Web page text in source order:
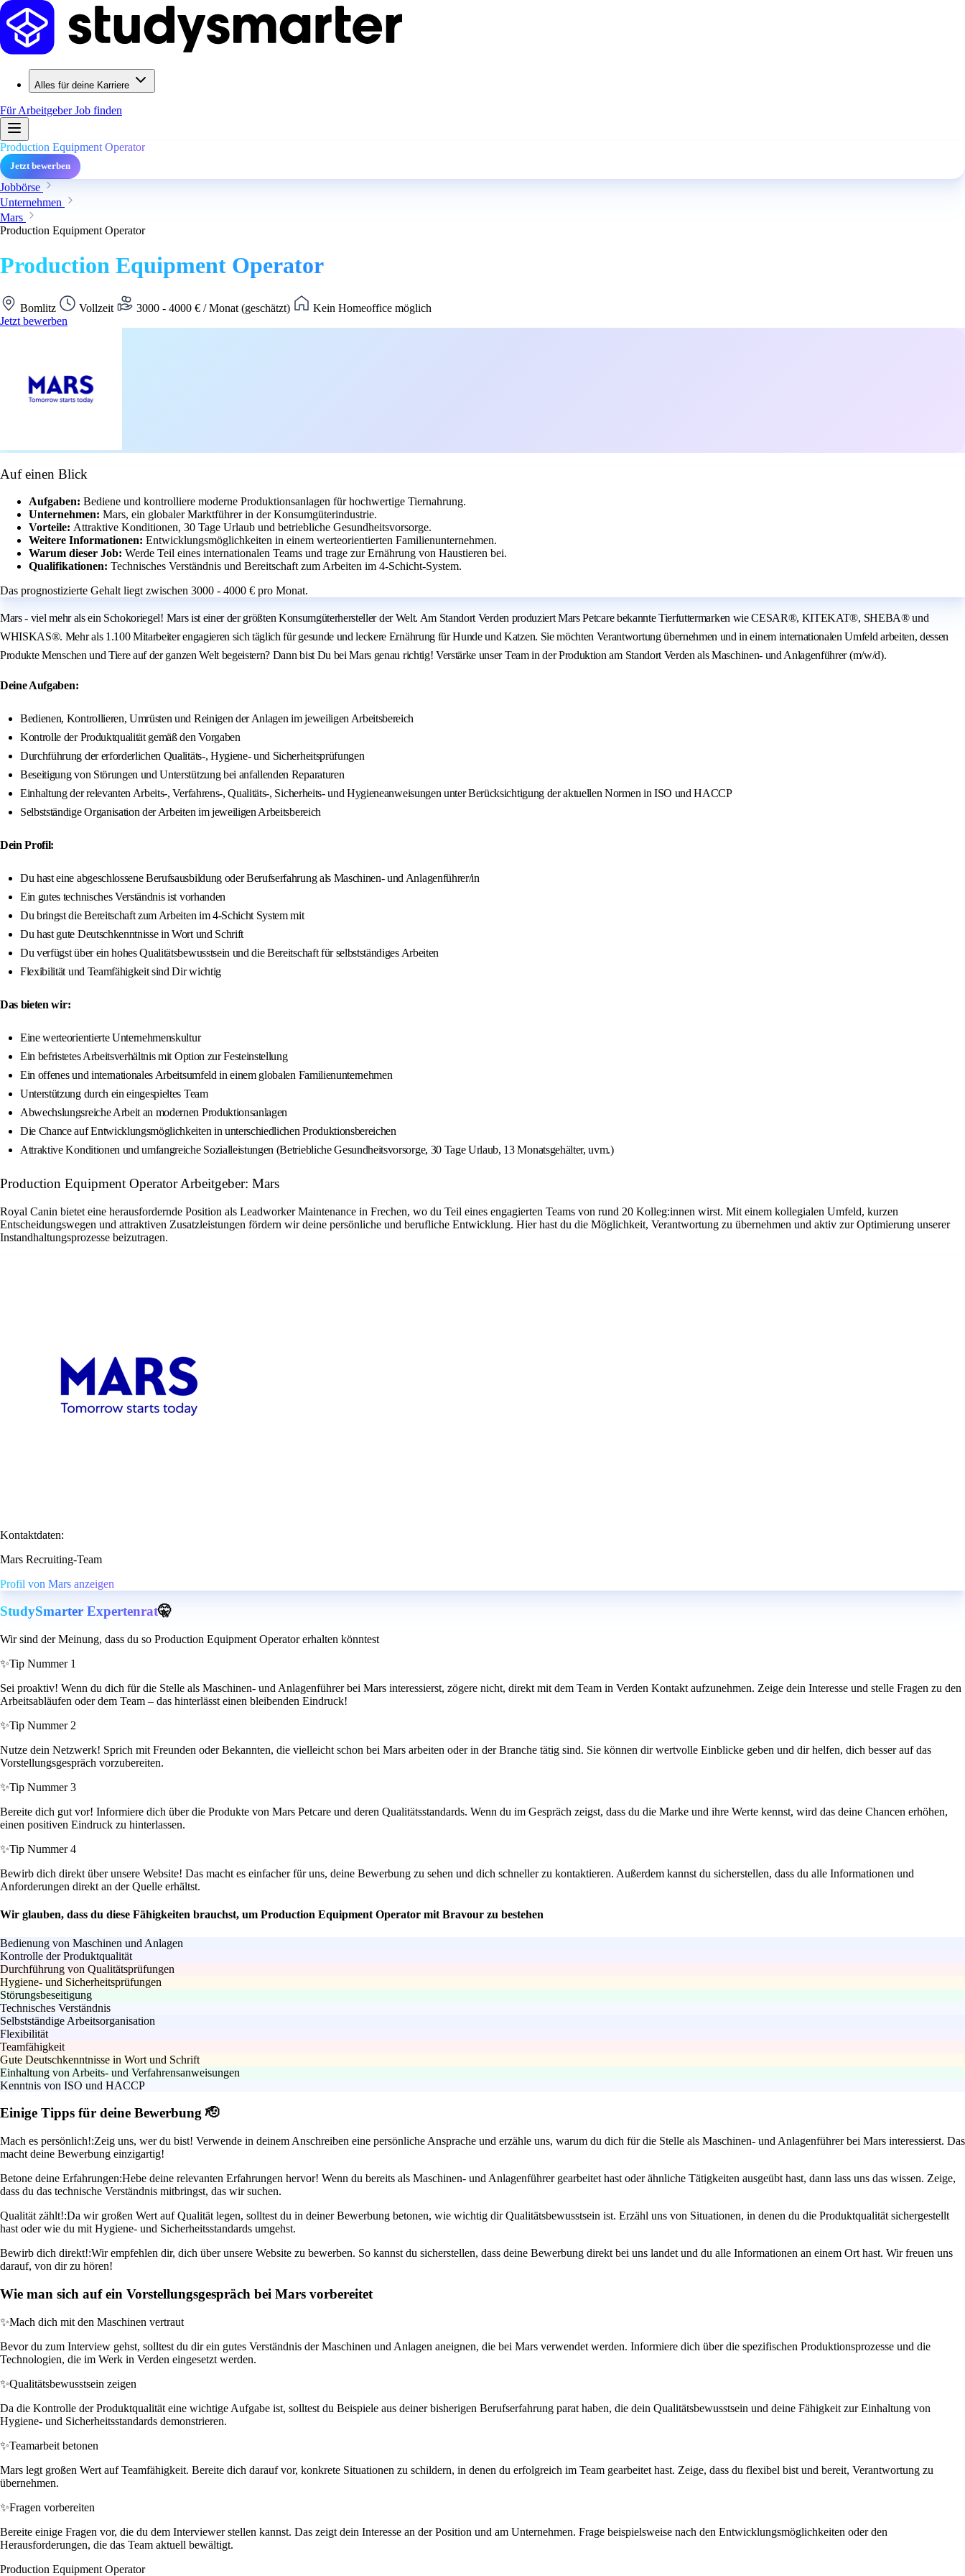
Alles für deine Karriere
Für ArbeitgeberJob finden
Production Equipment Operator
Jetzt bewerben
Jobbörse
Unternehmen
Mars
Production Equipment Operator
Production Equipment Operator
Bomlitz Vollzeit 3000 - 4000 € / Monat (geschätzt)
Kein Homeoffice möglich
Jetzt bewerben
Auf einen Blick
Aufgaben: Bediene und kontrolliere moderne Produktionsanlagen für hochwertige Tiernahrung.
Unternehmen: Mars, ein globaler Marktführer in der Konsumgüterindustrie.
Vorteile: Attraktive Konditionen, 30 Tage Urlaub und betriebliche Gesundheitsvorsorge.
Weitere Informationen: Entwicklungsmöglichkeiten in einem werteorientierten Familienunternehmen.
Warum dieser Job: Werde Teil eines internationalen Teams und trage zur Ernährung von Haustieren bei.
Qualifikationen: Technisches Verständnis und Bereitschaft zum Arbeiten im 4-Schicht-System.
Das prognostizierte Gehalt liegt zwischen 3000 - 4000 € pro Monat.
Mars - viel mehr als ein Schokoriegel! Mars ist einer der größten Konsumgüterhersteller der Welt. Am Standort Verden produziert Mars Petcare bekannte Tierfuttermarken wie CESAR®, KITEKAT®, SHEBA® und
WHISKAS®. Mehr als 1.100 Mitarbeiter engagieren sich täglich für gesunde und leckere Ernährung für Hunde und Katzen. Sie möchten Verantwortung übernehmen und in einem internationalen Umfeld arbeiten, dessen
Produkte Menschen und Tiere auf der ganzen Welt begeistern? Dann bist Du bei Mars genau richtig! Verstärke unser Team in der Produktion am Standort Verden als Maschinen- und Anlagenführer (m/w/d).
Deine Aufgaben:
Bedienen, Kontrollieren, Umrüsten und Reinigen der Anlagen im jeweiligen Arbeitsbereich
Kontrolle der Produktqualität gemäß den Vorgaben
Durchführung der erforderlichen Qualitäts-, Hygiene- und Sicherheitsprüfungen
Beseitigung von Störungen und Unterstützung bei anfallenden Reparaturen
Einhaltung der relevanten Arbeits-, Verfahrens-, Qualitäts-, Sicherheits- und Hygieneanweisungen unter Berücksichtigung der aktuellen Normen in ISO und HACCP
Selbstständige Organisation der Arbeiten im jeweiligen Arbeitsbereich
Dein Profil:
Du hast eine abgeschlossene Berufsausbildung oder Berufserfahrung als Maschinen- und Anlagenführer/in
Ein gutes technisches Verständnis ist vorhanden
Du bringst die Bereitschaft zum Arbeiten im 4-Schicht System mit
Du hast gute Deutschkenntnisse in Wort und Schrift
Du verfügst über ein hohes Qualitätsbewusstsein und die Bereitschaft für selbstständiges Arbeiten
Flexibilität und Teamfähigkeit sind Dir wichtig
Das bieten wir:
Eine werteorientierte Unternehmenskultur
Ein befristetes Arbeitsverhältnis mit Option zur Festeinstellung
Ein offenes und internationales Arbeitsumfeld in einem globalen Familienunternehmen
Unterstützung durch ein eingespieltes Team
Abwechslungsreiche Arbeit an modernen Produktionsanlagen
Die Chance auf Entwicklungsmöglichkeiten in unterschiedlichen Produktionsbereichen
Attraktive Konditionen und umfangreiche Sozialleistungen (Betriebliche Gesundheitsvorsorge, 30 Tage Urlaub, 13 Monatsgehälter, uvm.)
Production Equipment Operator Arbeitgeber: Mars
Royal Canin bietet eine herausfordernde Position als Leadworker Maintenance in Frechen, wo du Teil eines engagierten Teams von rund 20 Kolleg:innen wirst. Mit einem kollegialen Umfeld, kurzen
Entscheidungswegen und attraktiven Zusatzleistungen fördern wir deine persönliche und berufliche Entwicklung. Hier hast du die Möglichkeit, Verantwortung zu übernehmen und aktiv zur Optimierung unserer
Instandhaltungsprozesse beizutragen.
Kontaktdaten:
Mars Recruiting-Team
Profil von Mars anzeigen
StudySmarter Expertenrat🤫
Wir sind der Meinung, dass du so Production Equipment Operator erhalten könntest
✨Tip Nummer 1
Sei proaktiv! Wenn du dich für die Stelle als Maschinen- und Anlagenführer bei Mars interessierst, zögere nicht, direkt mit dem Team in Verden Kontakt aufzunehmen. Zeige dein Interesse und stelle Fragen zu den
Arbeitsabläufen oder dem Team – das hinterlässt einen bleibenden Eindruck!
✨Tip Nummer 2
Nutze dein Netzwerk! Sprich mit Freunden oder Bekannten, die vielleicht schon bei Mars arbeiten oder in der Branche tätig sind. Sie können dir wertvolle Einblicke geben und dir helfen, dich besser auf das
Vorstellungsgespräch vorzubereiten.
✨Tip Nummer 3
Bereite dich gut vor! Informiere dich über die Produkte von Mars Petcare und deren Qualitätsstandards. Wenn du im Gespräch zeigst, dass du die Marke und ihre Werte kennst, wird das deine Chancen erhöhen,
einen positiven Eindruck zu hinterlassen.
✨Tip Nummer 4
Bewirb dich direkt über unsere Website! Das macht es einfacher für uns, deine Bewerbung zu sehen und dich schneller zu kontaktieren. Außerdem kannst du sicherstellen, dass du alle Informationen und
Anforderungen direkt an der Quelle erhältst.
Wir glauben, dass du diese Fähigkeiten brauchst, um Production Equipment Operator mit Bravour zu bestehen
Bedienung von Maschinen und Anlagen
Kontrolle der Produktqualität
Durchführung von Qualitätsprüfungen
Hygiene- und Sicherheitsprüfungen
Störungsbeseitigung
Technisches Verständnis
Selbstständige Arbeitsorganisation
Flexibilität
Teamfähigkeit
Gute Deutschkenntnisse in Wort und Schrift
Einhaltung von Arbeits- und Verfahrensanweisungen
Kenntnis von ISO und HACCP
Einige Tipps für deine Bewerbung 🫡
Mach es persönlich!:Zeig uns, wer du bist! Verwende in deinem Anschreiben eine persönliche Ansprache und erzähle uns, warum du dich für die Stelle als Maschinen- und Anlagenführer bei Mars interessierst. Das
macht deine Bewerbung einzigartig!
Betone deine Erfahrungen:Hebe deine relevanten Erfahrungen hervor! Wenn du bereits als Maschinen- und Anlagenführer gearbeitet hast oder ähnliche Tätigkeiten ausgeübt hast, dann lass uns das wissen. Zeige,
dass du das technische Verständnis mitbringst, das wir suchen.
Qualität zählt!:Da wir großen Wert auf Qualität legen, solltest du in deiner Bewerbung betonen, wie wichtig dir Qualitätsbewusstsein ist. Erzähl uns von Situationen, in denen du die Produktqualität sichergestellt
hast oder wie du mit Hygiene- und Sicherheitsstandards umgehst.
Bewirb dich direkt!:Wir empfehlen dir, dich über unsere Website zu bewerben. So kannst du sicherstellen, dass deine Bewerbung direkt bei uns landet und du alle Informationen an einem Ort hast. Wir freuen uns
darauf, von dir zu hören!
Wie man sich auf ein Vorstellungsgespräch bei Mars vorbereitet
✨Mach dich mit den Maschinen vertraut
Bevor du zum Interview gehst, solltest du dir ein gutes Verständnis der Maschinen und Anlagen aneignen, die bei Mars verwendet werden. Informiere dich über die spezifischen Produktionsprozesse und die
Technologien, die im Werk in Verden eingesetzt werden.
✨Qualitätsbewusstsein zeigen
Da die Kontrolle der Produktqualität eine wichtige Aufgabe ist, solltest du Beispiele aus deiner bisherigen Berufserfahrung parat haben, die dein Qualitätsbewusstsein und deine Fähigkeit zur Einhaltung von
Hygiene- und Sicherheitsstandards demonstrieren.
✨Teamarbeit betonen
Mars legt großen Wert auf Teamfähigkeit. Bereite dich darauf vor, konkrete Situationen zu schildern, in denen du erfolgreich im Team gearbeitet hast. Zeige, dass du flexibel bist und bereit, Verantwortung zu
übernehmen.
✨Fragen vorbereiten
Bereite einige Fragen vor, die du dem Interviewer stellen kannst. Das zeigt dein Interesse an der Position und am Unternehmen. Frage beispielsweise nach den Entwicklungsmöglichkeiten oder den
Herausforderungen, die das Team aktuell bewältigt.
Production Equipment Operator